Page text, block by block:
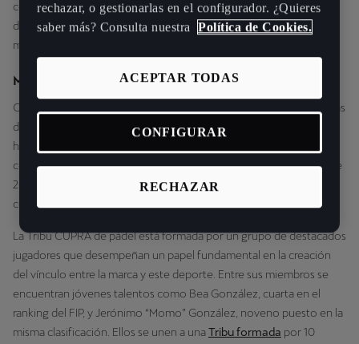
con la Federación Internacional de Pádel y la Federación Española
de Pádel y patrocinando elPremier Pádel,el circuito profesional
más importante que existe en la actualidad.
MARCA PIONERA EN LA REVOLUCIÓN DEL PÁDEL
CUPRA entró en el mundo del pádel en 2019 y desde entonces más
de 20 delegaciones de CUPRA en Europa y en el resto del mundo
han organizado torneos y ha creado equipos oficiales, trabajando
con distintas federaciones. Actualmente, la marca patrocina más de
20 torneos internacionales y 130 locales en 14 países, colaborando
con 11 federaciones nacionales y 140 clubes.
La Tribu CUPRA de pádel está formada por un grupo de destacados
jugadores que desempeñan un papel fundamental en la creación
del vínculo entre la marca y este deporte. Entre sus miembros se
encuentran jóvenes talentos como Bea González, cuarta en el
ranking del FIP, y Jerónimo “Momo” González, noveno puesto en la
misma clasificación. Ellos se unen a unaTribu formada por 10
rechazar, o gestionarlas en el configurador. ¿Quieres
saber más? Consulta nuestra
Política de Cookies.
RECHAZAR
ACEPTAR TODAS
CONFIGURAR